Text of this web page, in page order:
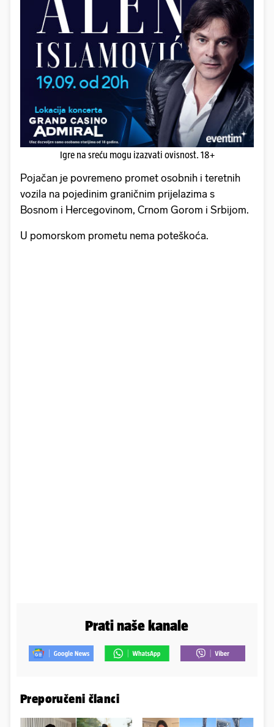
Igre na sreću mogu izazvati ovisnost. 18+
Pojačan je povremeno promet osobnih i teretnih
vozila na pojedinim graničnim prijelazima s
Bosnom i Hercegovinom, Crnom Gorom i Srbijom.
U pomorskom prometu nema poteškoća.
Prati naše kanale
Preporučeni članci